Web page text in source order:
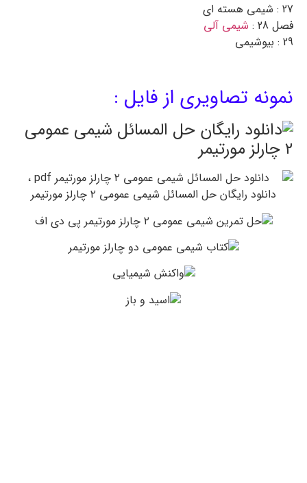
27 : شیمی هسته ای
فصل 28 :
شیمی آلی
29 : بیوشیمی
نمونه تصاویری از فایل :